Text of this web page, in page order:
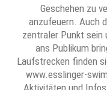
Geschehen zu
anzufeuern. Auch
zentraler Punkt sein
ans Publikum
Laufstrecken finden
www.esslinger-
Aktivitäten und